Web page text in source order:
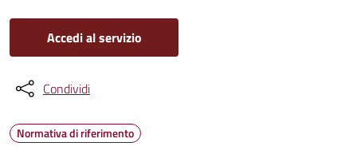
Accedi al servizio
Condividi
Normativa di riferimento